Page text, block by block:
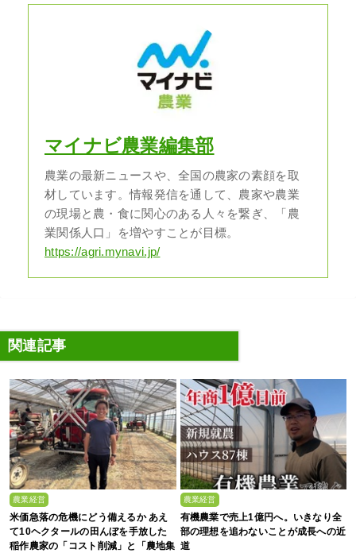
マイナビ農業編集部
農業の最新ニュースや、全国の農家の素顔を取
材しています。情報発信を通して、農家や農業
の現場と農・食に関心のある人々を繋ぎ、「農
業関係人口」を増やすことが目標。
https://agri.mynavi.jp/
関連記事
農業経営
米価急落の危機にどう備えるか あえ
て10ヘクタールの田んぼを手放した
稲作農家の「コスト削減」と「農地集
農業経営
有機農業で売上1億円へ。いきなり全
部の理想を追わないことが成長への近
道